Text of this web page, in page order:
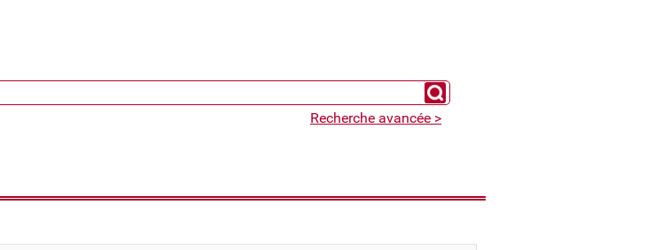
Chercher un expert
Recherche avancée >